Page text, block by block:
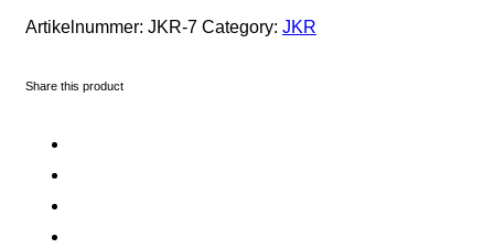
Artikelnummer: JKR-7 Category: JKR
Share this product